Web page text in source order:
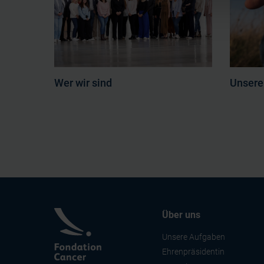
Les cookies nous
sociaux et d'analyser notre
partenaires de médias
vous leur avez fournies ou
Wer wir sind
Über uns
Unsere Aufgaben
Ehrenpräsidentin